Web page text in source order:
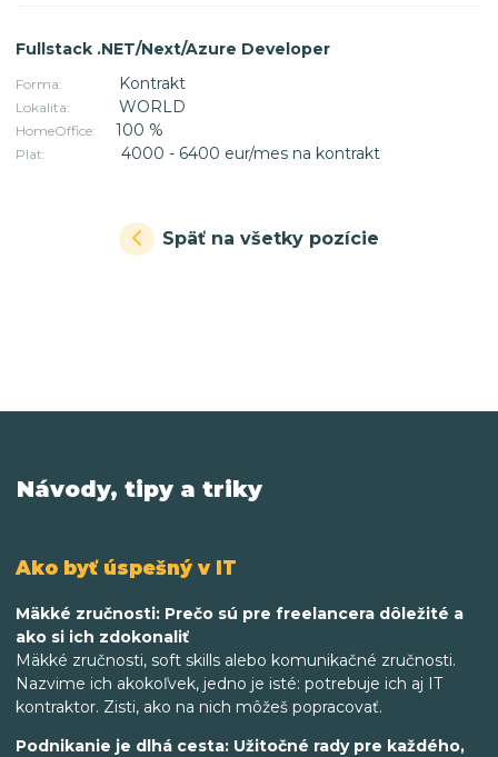
Fullstack .NET/Next/Azure Developer
Forma: Kontrakt
Lokalita: WORLD
HomeOffice: 100 %
Plat: 4000 - 6400 eur/mes na kontrakt
Späť na všetky pozície
Návody, tipy a triky
Ako byť úspešný v IT
Mäkké zručnosti: Prečo sú pre freelancera dôležité a
ako si ich zdokonaliť
Mäkké zručnosti, soft skills alebo komunikačné zručnosti.
Nazvime ich akokoľvek, jedno je isté: potrebuje ich aj IT
kontraktor. Zisti, ako na nich môžeš popracovať.
Podnikanie je dlhá cesta: Užitočné rady pre každého,